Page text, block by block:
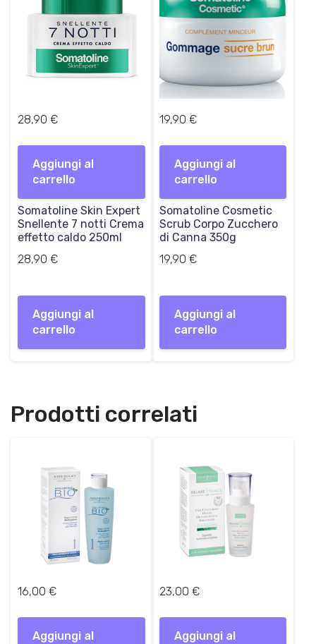
2
5
,
0
0
0
€
.
28,90 €
Aggiungi al
carrello
Somatoline Skin Expert
Snellente 7 notti Crema
effetto caldo 250ml
28,90 €
Aggiungi al
carrello
19,90 €
Aggiungi al
carrello
Somatoline Cosmetic
Scrub Corpo Zucchero
di Canna 350g
19,90 €
Aggiungi al
carrello
Prodotti correlati
16,00 €
Aggiungi al
23,00 €
Aggiungi al